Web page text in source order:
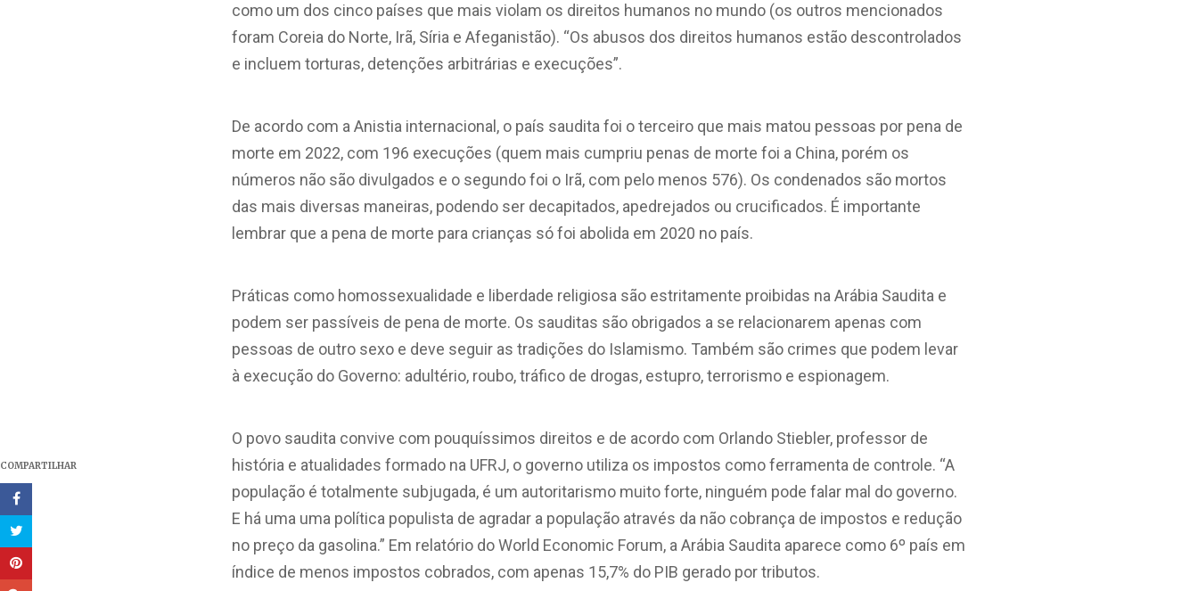
COMPARTILHAR
como um dos cinco países que mais violam os direitos humanos no mundo (os outros mencionados
foram Coreia do Norte, Irã, Síria e Afeganistão). “Os abusos dos direitos humanos estão descontrolados
e incluem torturas, detenções arbitrárias e execuções”.
De acordo com a Anistia internacional, o país saudita foi o terceiro que mais matou pessoas por pena de
morte em 2022, com 196 execuções (quem mais cumpriu penas de morte foi a China, porém os
números não são divulgados e o segundo foi o Irã, com pelo menos 576). Os condenados são mortos
das mais diversas maneiras, podendo ser decapitados, apedrejados ou crucificados. É importante
lembrar que a pena de morte para crianças só foi abolida em 2020 no país.
Práticas como homossexualidade e liberdade religiosa são estritamente proibidas na Arábia Saudita e
podem ser passíveis de pena de morte. Os sauditas são obrigados a se relacionarem apenas com
pessoas de outro sexo e deve seguir as tradições do Islamismo. Também são crimes que podem levar
à execução do Governo: adultério, roubo, tráfico de drogas, estupro, terrorismo e espionagem.
O povo saudita convive com pouquíssimos direitos e de acordo com Orlando Stiebler, professor de
história e atualidades formado na UFRJ, o governo utiliza os impostos como ferramenta de controle. “A
população é totalmente subjugada, é um autoritarismo muito forte, ninguém pode falar mal do governo.
E há uma uma política populista de agradar a população através da não cobrança de impostos e redução
no preço da gasolina.” Em relatório do World Economic Forum, a Arábia Saudita aparece como 6º país em
índice de menos impostos cobrados, com apenas 15,7% do PIB gerado por tributos.